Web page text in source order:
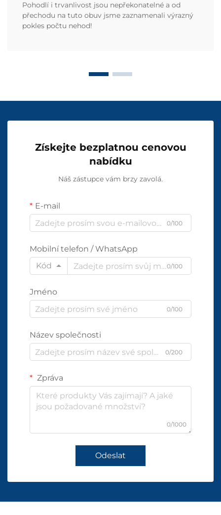
Pohodlí i trvanlivost jsou nepřekonatelné a od
přechodu na tuto obuv jsme zaznamenali výrazný
pokles počtu nehod!
Získejte bezplatnou cenovou
nabídku
Náš zástupce vám brzy zavolá.
E-mail
0/100
Mobilní telefon / WhatsApp
Kód
0/100
Jméno
0/100
Název společnosti
0/200
Zpráva
0/1000
Odeslat